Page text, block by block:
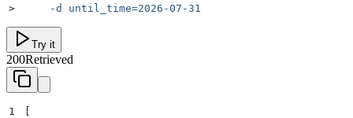
>
     -d
until_time=2026-07-31
Try it
200Retrieved
1